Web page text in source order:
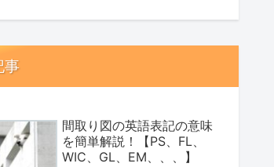
事
間取り図の英語表記の意味
を簡単解説！【PS、FL、
WIC、GL、EM、、、】